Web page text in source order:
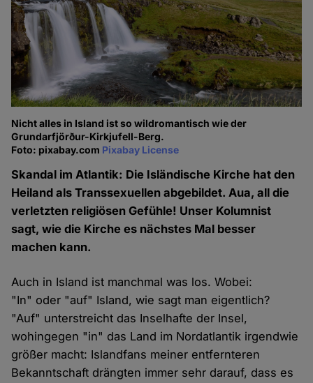
Nicht alles in Island ist so wildromantisch wie der
Grundarfjörður-Kirkjufell-Berg.
Foto: pixabay.com Pixabay License
Skandal im Atlantik: Die Isländische Kirche hat den
Heiland als Transsexuellen abgebildet. Aua, all die
verletzten religiösen Gefühle! Unser Kolumnist
sagt, wie die Kirche es nächstes Mal besser
machen kann.
Auch in Island ist manchmal was los. Wobei:
"In" oder "auf" Island, wie sagt man eigentlich?
"Auf" unterstreicht das Inselhafte der Insel,
wohingegen "in" das Land im Nordatlantik irgendwie
größer macht: Islandfans meiner entfernteren
Bekanntschaft drängten immer sehr darauf, dass es